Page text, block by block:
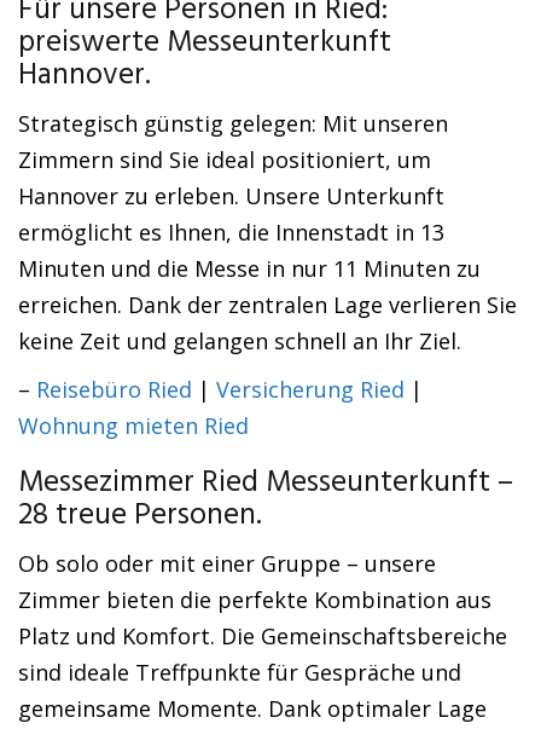
Für unsere Personen in Ried:
preiswerte Messeunterkunft
Hannover.
Strategisch günstig gelegen: Mit unseren
Zimmern sind Sie ideal positioniert, um
Hannover zu erleben. Unsere Unterkunft
ermöglicht es Ihnen, die Innenstadt in 13
Minuten und die Messe in nur 11 Minuten zu
erreichen. Dank der zentralen Lage verlieren Sie
keine Zeit und gelangen schnell an Ihr Ziel.
– Reisebüro Ried | Versicherung Ried |
Wohnung mieten Ried
Messezimmer Ried Messeunterkunft –
28 treue Personen.
Ob solo oder mit einer Gruppe – unsere
Zimmer bieten die perfekte Kombination aus
Platz und Komfort. Die Gemeinschaftsbereiche
sind ideale Treffpunkte für Gespräche und
gemeinsame Momente. Dank optimaler Lage